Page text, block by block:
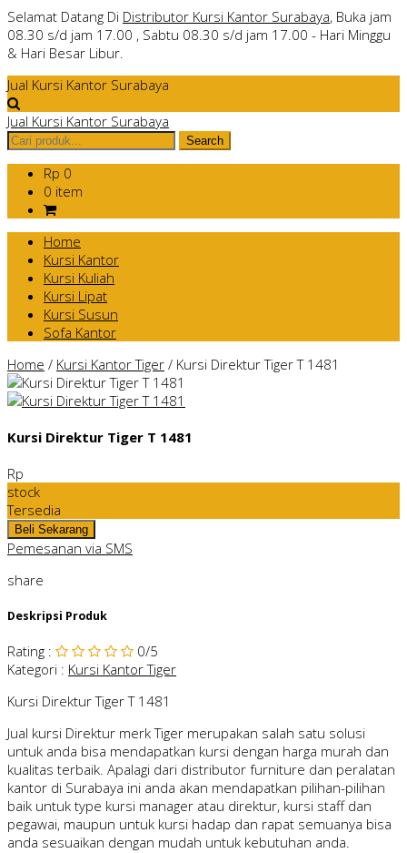
Selamat Datang Di Distributor Kursi Kantor Surabaya, Buka jam
08.30 s/d jam 17.00 , Sabtu 08.30 s/d jam 17.00 - Hari Minggu
& Hari Besar Libur.
Jual Kursi Kantor Surabaya
Jual Kursi Kantor Surabaya
Rp 0
0 item
Home
Kursi Kantor
Kursi Kuliah
Kursi Lipat
Kursi Susun
Sofa Kantor
Home / Kursi Kantor Tiger / Kursi Direktur Tiger T 1481
Kursi Direktur Tiger T 1481
Rp
stock
Tersedia
Pemesanan via SMS
share
Deskripsi Produk
Rating : 0/5
Kategori : Kursi Kantor Tiger
Kursi Direktur Tiger T 1481
Jual kursi Direktur merk Tiger merupakan salah satu solusi
untuk anda bisa mendapatkan kursi dengan harga murah dan
kualitas terbaik. Apalagi dari distributor furniture dan peralatan
kantor di Surabaya ini anda akan mendapatkan pilihan-pilihan
baik untuk type kursi manager atau direktur, kursi staff dan
pegawai, maupun untuk kursi hadap dan rapat semuanya bisa
anda sesuaikan dengan mudah untuk kebutuhan anda.